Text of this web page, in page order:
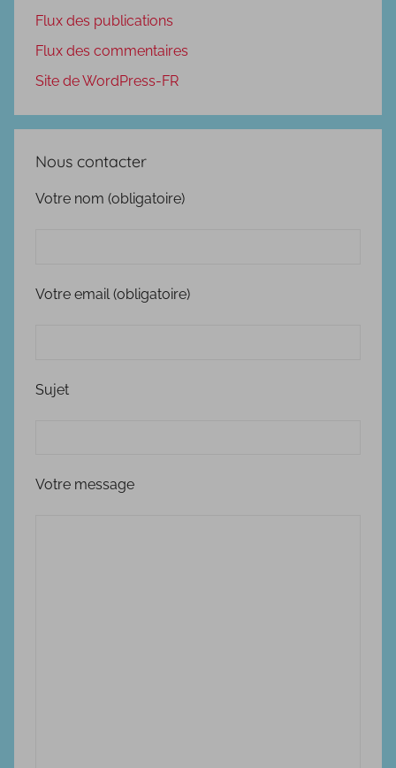
Flux des publications
Flux des commentaires
Site de WordPress-FR
Nous contacter
Votre nom (obligatoire)
Votre email (obligatoire)
Sujet
Votre message